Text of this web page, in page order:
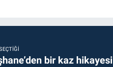
bir kaz hikayesi